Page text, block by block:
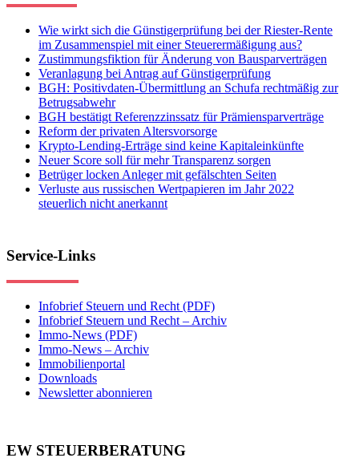
Wie wirkt sich die Günstigerprüfung bei der Riester-Rente
im Zusammenspiel mit einer Steuerermäßigung aus?
Zustimmungsfiktion für Änderung von Bausparverträgen
Veranlagung bei Antrag auf Günstigerprüfung
BGH: Positivdaten-Übermittlung an Schufa rechtmäßig zur
Betrugsabwehr
BGH bestätigt Referenzzinssatz für Prämiensparverträge
Reform der privaten Altersvorsorge
Krypto-Lending-Erträge sind keine Kapitaleinkünfte
Neuer Score soll für mehr Transparenz sorgen
Betrüger locken Anleger mit gefälschten Seiten
Verluste aus russischen Wertpapieren im Jahr 2022
steuerlich nicht anerkannt
Service-Links
Infobrief Steuern und Recht (PDF)
Infobrief Steuern und Recht – Archiv
Immo-News (PDF)
Immo-News – Archiv
Immobilienportal
Downloads
Newsletter abonnieren
EW STEUERBERATUNG